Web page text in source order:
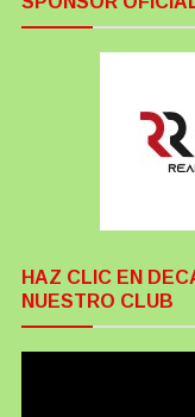
HAZ CLIC EN
NUESTRO CLUB